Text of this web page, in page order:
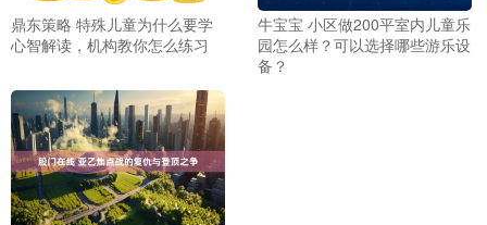
鼎东策略 特殊儿童为什么要学
心智解读，机构教你怎么练习
牛宝宝 小区做200平室内儿童乐
园怎么样？可以选择哪些游乐设
备？